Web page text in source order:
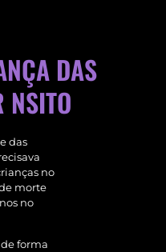
DAS
NSITO
das
no
morte
no
forma